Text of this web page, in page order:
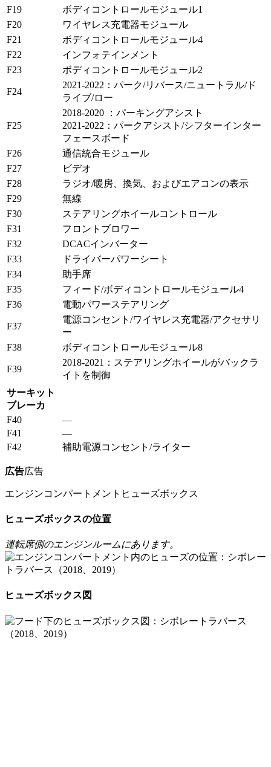
F19
ボディコントロールモジュール1
F20
ワイヤレス充電器モジュール
F21
ボディコントロールモジュール4
F22
インフォテインメント
F23
ボディコントロールモジュール2
F24
2021-2022：パーク/リバース/ニュートラル/ド
ライブ/ロー
F25
2018-2020 ：パーキングアシスト
2021-2022：パークアシスト/シフターインター
フェースボード
F26
通信統合モジュール
F27
ビデオ
F28
ラジオ/暖房、換気、およびエアコンの表示
F29
無線
F30
ステアリングホイールコントロール
F31
フロントブロワー
F32
DCACインバーター
F33
ドライバーパワーシート
F34
助手席
F35
フィード/ボディコントロールモジュール4
F36
電動パワーステアリング
F37
電源コンセント/ワイヤレス充電器/アクセサリ
ー
F38
ボディコントロールモジュール8
F39
2018-2021：ステアリングホイールがバックラ
イトを制御
サーキット
ブレーカ
F40
—
F41
—
F42
補助電源コンセント/ライター
広告広告
エンジンコンパートメントヒューズボックス
ヒューズボックスの位置
運転席側のエンジンルームにあります。
ヒューズボックス図